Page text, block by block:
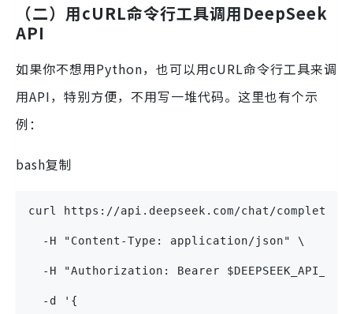
（二）用cURL命令行工具调用DeepSeek
API
如果你不想用Python，也可以用cURL命令行工具来调
用API，特别方便，不用写一堆代码。这里也有个示
例：
bash复制
curl https://api.deepseek.com/chat/
  -H "Content-Type: application/json" \
-H "Authorization: Bearer
  -d '{